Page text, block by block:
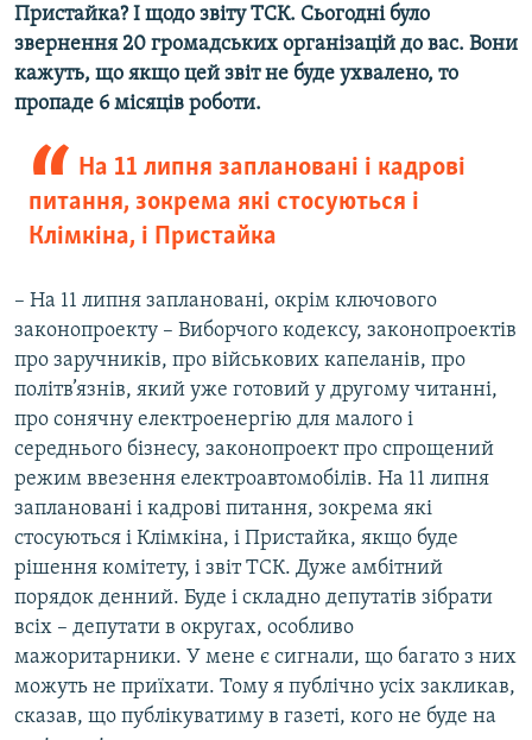
Пристайка? І щодо звіту ТСК. Сьогодні було
звернення 20 громадських організацій до вас. Вони
кажуть, що якщо цей звіт не буде ухвалено, то
пропаде 6 місяців роботи.
На 11 липня заплановані і кадрові
питання, зокрема які стосуються і
Клімкіна, і Пристайка
– На 11 липня заплановані, окрім ключового
законопроекту – Виборчого кодексу, законопроектів
про заручників, про військових капеланів, про
політв’язнів, який уже готовий у другому читанні,
про сонячну електроенергію для малого і
середнього бізнесу, законопроект про спрощений
режим ввезення електроавтомобілів. На 11 липня
заплановані і кадрові питання, зокрема які
стосуються і Клімкіна, і Пристайка, якщо буде
рішення комітету, і звіт ТСК. Дуже амбітний
порядок денний. Буде і складно депутатів зібрати
всіх – депутати в округах, особливо
мажоритарники. У мене є сигнали, що багато з них
можуть не приїхати. Тому я публічно усіх закликав,
сказав, що публікуватиму в газеті, кого не буде на